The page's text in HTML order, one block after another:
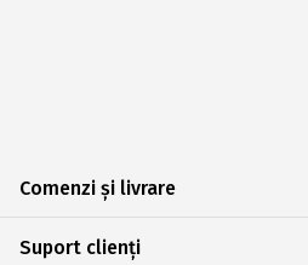
Comenzi și livrare
Suport clienți